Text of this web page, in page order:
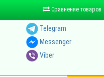
Сравнение товаров
Telegram
Messenger
Viber